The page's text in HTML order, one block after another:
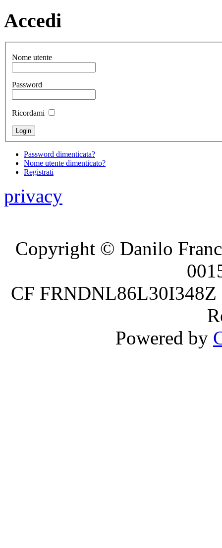
Accedi
Nome utente
Password
Ricordami
Password dimenticata?
Nome utente dimenticato?
Registrati
privacy
Copyright © Danilo
CF
Powered by